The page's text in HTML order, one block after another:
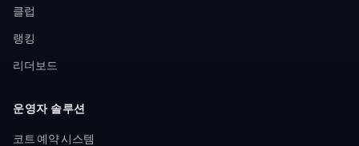
클럽
랭킹
리더보드
운영자 솔루션
코트 예약 시스템